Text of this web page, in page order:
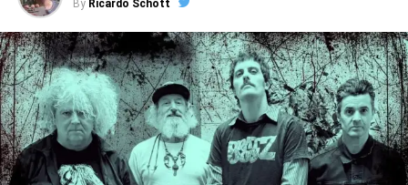
raro: soar experimental e acessível ao mesmo tempo.
world of The Fall
(1984),This nation’s saving grace
(1985),Bend sinister(1986) eThe frenz experiment
(1988), todos ajudando a transformar o grupo numa
instituição alternativa britânica.
Outro nome fundamental nessa história foi John Peel. O
lendário radialista da BBC defendia The Fall com fervor
By Ricardo Schott